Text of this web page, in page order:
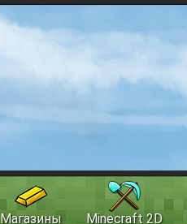
Магазины Minecraft 2D